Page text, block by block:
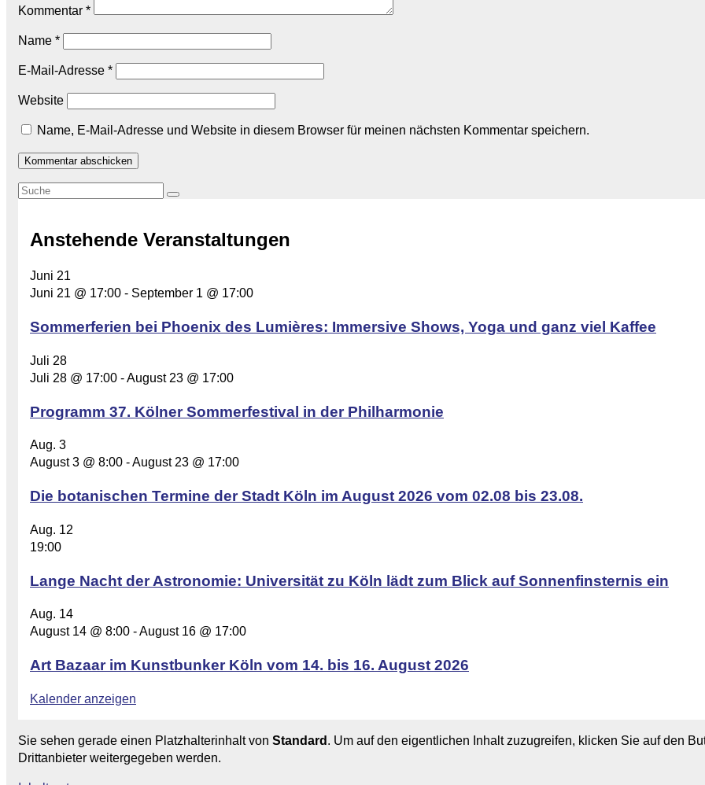
Kommentar *
Name *
E-Mail-Adresse *
Website
Name, E-Mail-Adresse und Website in diesem Browser für meinen nächsten Kommentar speichern.
Anstehende Veranstaltungen
Juni 21
Juni 21 @ 17:00 - September 1 @ 17:00
Sommerferien bei Phoenix des Lumières: Immersive Shows, Yoga und ganz viel Kaffee
Juli 28
Juli 28 @ 17:00 -August 23 @ 17:00
Programm 37. Kölner Sommerfestival in der Philharmonie
Aug. 3
August 3 @ 8:00 -August 23 @ 17:00
Die botanischen Termine der Stadt Köln im August 2026 vom 02.08 bis 23.08.
Aug. 12
19:00
Lange Nacht der Astronomie: Universität zu Köln lädt zum Blick auf Sonnenfinsternis ein
Aug. 14
August 14 @ 8:00 -August 16 @ 17:00
Art Bazaar im Kunstbunker Köln vom 14. bis 16. August 2026
Kalender anzeigen
Sie sehen gerade einen Platzhalterinhalt von Standard . Um auf den eigentlichen Inhalt zuzugreifen, klicken Sie auf den
Drittanbieter weitergegeben werden.